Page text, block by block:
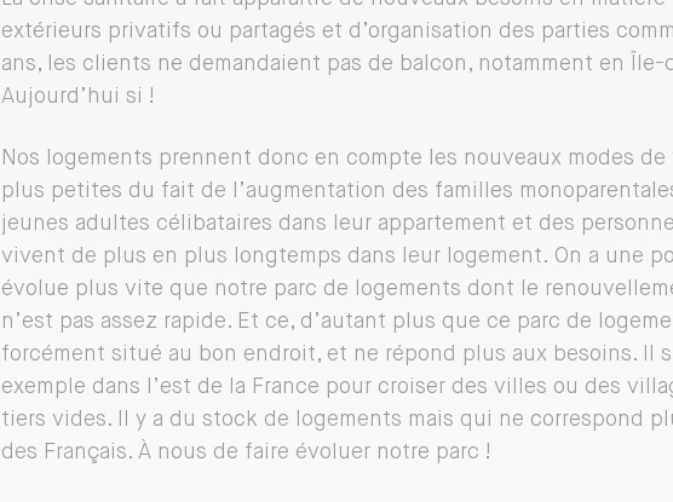
extérieurs privatifs ou partagés et d’organisation des parties
ans, les clients ne demandaient pas de balcon, notamment en Île-
Aujourd’hui si !
Nos logements prennent donc en compte les nouveaux modes de
plus petites du fait de l’augmentation des familles
jeunes adultes célibataires dans leur appartement et des
vivent de plus en plus longtemps dans leur logement. On a une
évolue plus vite que notre parc de logements dont le
n’est pas assez rapide. Et ce, d’autant plus que ce parc de
forcément situé au bon endroit, et ne répond plus aux besoins. Il
exemple dans l’est de la France pour croiser des villes ou des
tiers vides. Il y a du stock de logements mais qui ne correspond
des Français. À nous de faire évoluer notre parc !